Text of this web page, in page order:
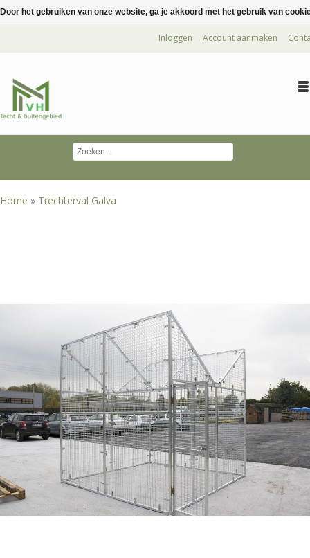
Inloggen Account aanmaken
Home » Trechterval Galva
Door het gebruiken van onze website, ga je akkoord met het gebruik van